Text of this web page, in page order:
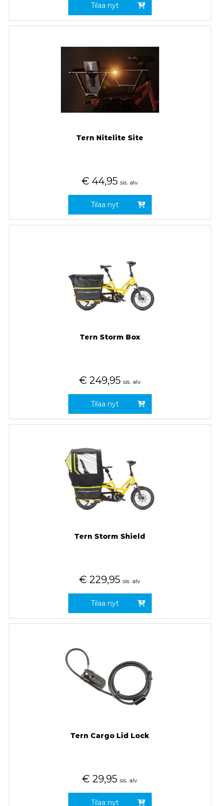
Tilaa nyt
Tern Nitelite Site
€ 44,95 sis. alv
Tilaa nyt
Tern Storm Box
€ 249,95 sis. alv
Tilaa nyt
Tern Storm Shield
€ 229,95 sis. alv
Tilaa nyt
Tern Cargo Lid Lock
€ 29,95 sis. alv
Tilaa nyt